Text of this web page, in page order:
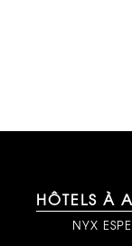
HÔTELS À
NYX